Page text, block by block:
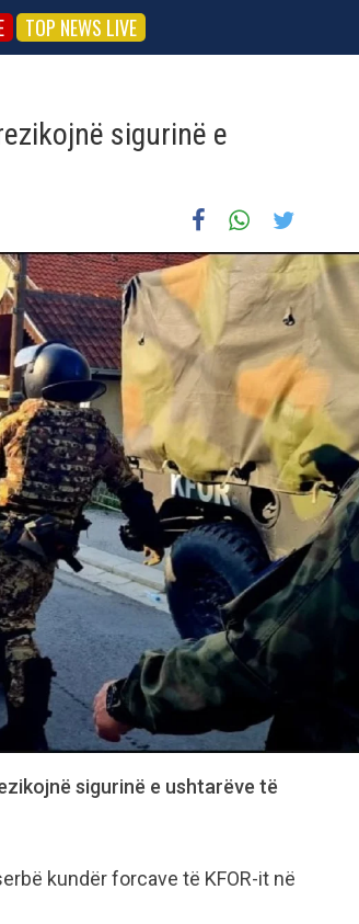
TOP NEWS LIVE
sigurinë e
sigurinë e ushtarëve të
kundër forcave të KFOR-it në